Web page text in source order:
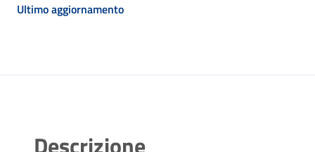
Ultimo aggiornamento